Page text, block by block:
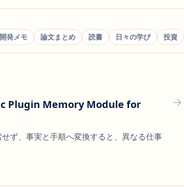
開発メモ 論文まとめ 読書 日々の学び 投資
Plugin Memory Module for
ず、事実と手順へ変換すると、異なる仕事